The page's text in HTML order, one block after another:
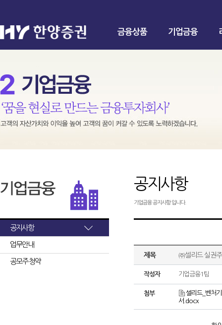
금융상품 기업금융
공지사항
업무안내
공모주 청약
공지사항
기업금융 공지사항 입니다.
제목 ㈜셀리드 실권
작성자 기업금융1팀
첨부
셀리드_벤처
서.docx